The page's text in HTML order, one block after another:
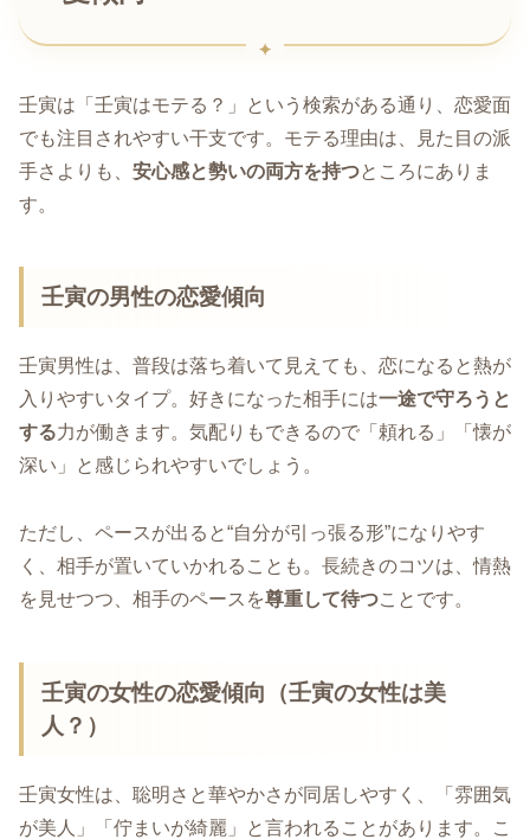
壬寅は「壬寅はモテる？」という検索がある通り、恋愛面
でも注目されやすい干支です。モテる理由は、見た目の派
手さよりも、 安心感と勢いの両方を持つところにありま
す。
壬寅の男性の恋愛傾向
壬寅男性は、普段は落ち着いて見えても、恋になると熱が
入りやすいタイプ。好きになった相手には一途で守ろうと
する力が働きます。気配りもできるので「頼れる」「懐が
深い」と感じられやすいでしょう。
ただし、ペースが出ると“自分が引っ張る形”になりやす
く、相手が置いていかれることも。長続きのコツは、情熱
を見せつつ、相手のペースを尊重して待つことです。
壬寅の女性の恋愛傾向（壬寅の女性は美
人？）
壬寅女性は、聡明さと華やかさが同居しやすく、「雰囲気
が美人」「佇まいが綺麗」と言われることがあります。こ